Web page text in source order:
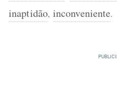
inaptidão, inconveniente.